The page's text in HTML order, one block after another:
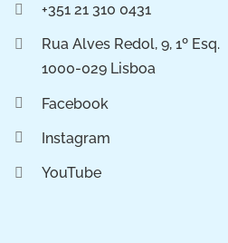
+351 21 310 0431
Rua Alves Redol, 9, 1º Esq.
1000-029 Lisboa
Facebook
Instagram
YouTube